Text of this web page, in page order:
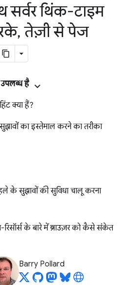
सर्वर थिंक-टाइम
, तेज़ी से पेज
है
क्या हैं?
का इस्तेमाल करने का तरीका
के सुझावों की सुविधा चालू करना
के बारे में ब्राउज़र को कैसे संकेत
Barry Pollard